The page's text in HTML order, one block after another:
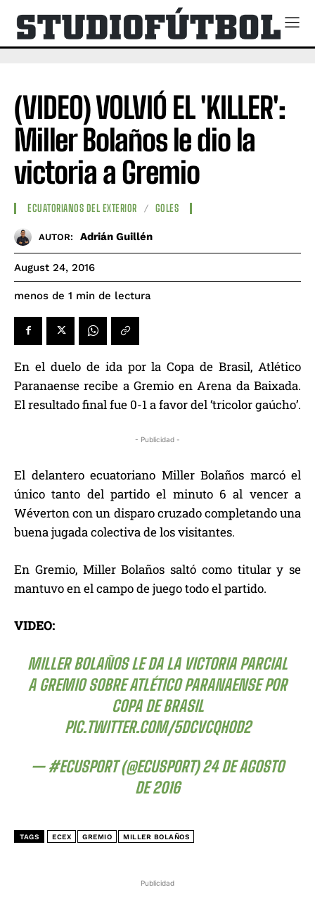
Publicidad
(VIDEO) VOLVIÓ EL 'KILLER':
Miller Bolaños le dio la
victoria a Gremio
ECUATORIANOS DEL EXTERIOR GOLES
AUTOR: Adrián Guillén
August 24, 2016
menos de 1 min de lectura
En el duelo de ida por la Copa de Brasil, Atlético
Paranaense recibe a Gremio en Arena da Baixada.
El resultado final fue 0-1 a favor del ‘tricolor gaúcho’.
- Publicidad -
El delantero ecuatoriano Miller Bolaños marcó el
único tanto del partido el minuto 6 al vencer a
Wéverton con un disparo cruzado completando una
buena jugada colectiva de los visitantes.
En Gremio, Miller Bolaños saltó como titular y se
mantuvo en el campo de juego todo el partido.
VIDEO:
MILLER BOLAÑOS LE DA LA VICTORIA PARCIAL
A GREMIO SOBRE ATLÉTICO PARANAENSE POR
COPA DE BRASIL
PIC.TWITTER.COM/5DCVCQHOD2
— #ECUSPORT (@ECUSPORT)24 DE AGOSTO
DE 2016
TAGS ECEX GREMIO MILLER BOLAÑOS